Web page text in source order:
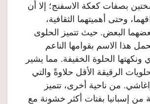
بصفات كعكة الاسفنج؛ إلا أن
وحتى أهميتهما الثقافية،
البعض. حيث تتميز الحلوى
تحمل هذا الاسم بقوامها الناعم
ونكهتها الحلوة الخفيفة. مما يشير
الرقيقة الأقل حلاوةً والتي
من ناحية أخرى، تتميز
من إسبانيا بفتات أكثر خشونة مع